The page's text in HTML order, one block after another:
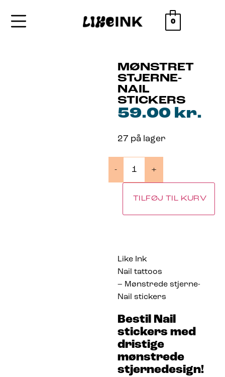
0
MØNSTRET
STJERNE-
NAIL
STICKERS
59.00 kr.
27 på lager
- +
TILFØJ TIL KURV
Like Ink
Nail tattoos
– Mønstrede stjerne-
Nail stickers
Bestil Nail
stickers med
dristige
mønstrede
stjernedesign!